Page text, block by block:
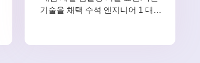
기술을 채택 수석 엔지니어 1 대 1